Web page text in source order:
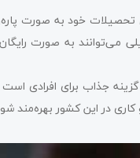
خود به صورت
می‌توانند به صورت
جذاب برای افرادی
در این کشور بهره‌مند